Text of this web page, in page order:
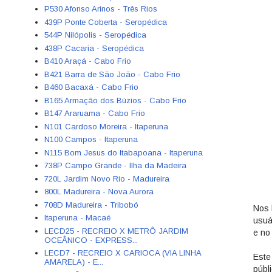
Nos
e
P530 Afonso Arinos - Três Rios
439P Ponte Coberta - Seropédica
544P Nilópolis - Seropédica
438P Cacaria - Seropédica
B410 Araçá - Cabo Frio
B421 Barra de São João - Cabo Frio
B460 Bacaxá - Cabo Frio
B165 Armação dos Búzios - Cabo Frio
B147 Araruama - Cabo Frio
N101 Cardoso Moreira - Itaperuna
N100 Campos - Itaperuna
N115 Bom Jesus do Itabapoana - Itaperuna
738P Campo Grande - Ilha da Madeira
720L Jardim Novo Rio - Madureira
800L Madureira - Nova Aurora
708D Madureira - Tribobó
Itaperuna - Macaé
LECD25 - RECREIO X METRÔ JARDIM
OCEÂNICO - EXPRESS...
LECD7 - RECREIO X CARIOCA (VIA LINHA
AMARELA) - E...